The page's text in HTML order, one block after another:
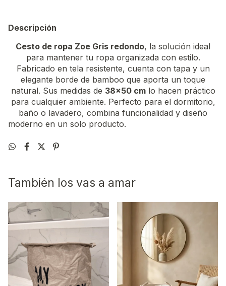
Descripción
Cesto de ropa Zoe Gris redondo, la solución ideal
para mantener tu ropa organizada con estilo.
Fabricado en tela resistente, cuenta con tapa y un
elegante borde de bamboo que aporta un toque
natural. Sus medidas de 38x50 cmlo hacen práctico
para cualquier ambiente. Perfecto para el dormitorio,
baño o lavadero, combina funcionalidad y diseño
moderno en un solo producto.
También los vas a amar